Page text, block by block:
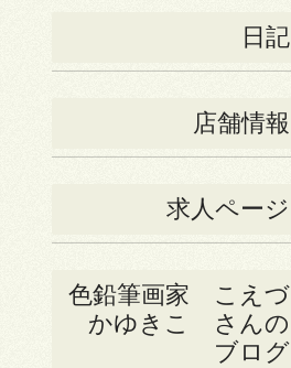
日記
店舗情報
求人ページ
色鉛筆画家 こえづ
かゆきこ さんの
ブログ